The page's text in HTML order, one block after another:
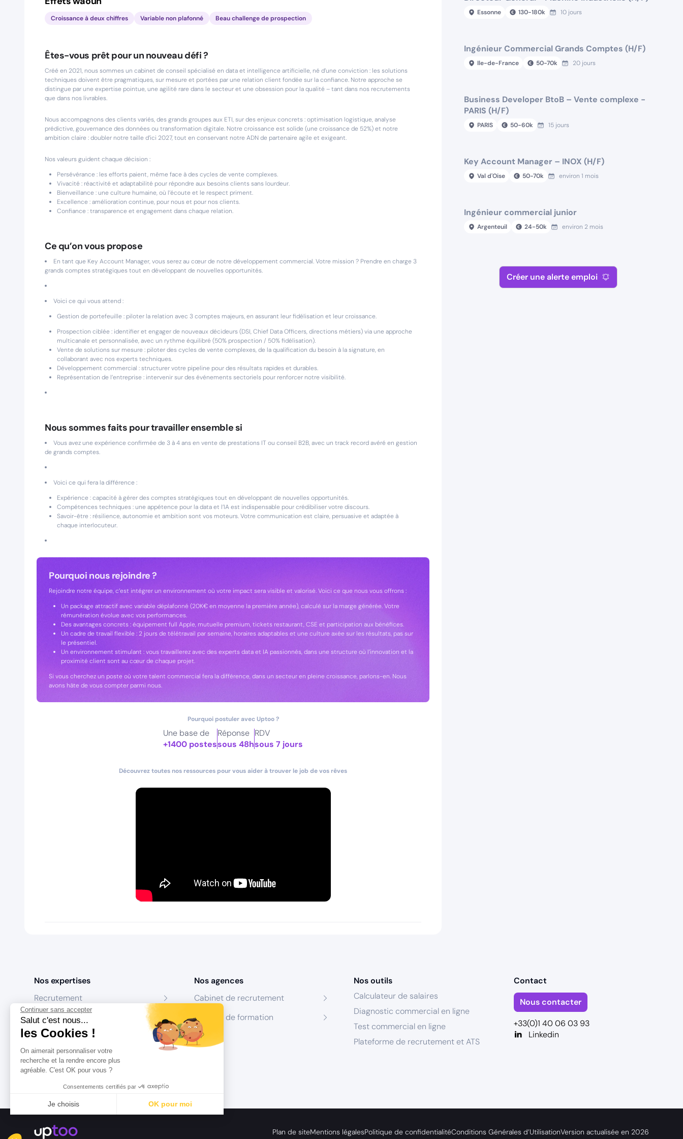
Continuer sans accepter
Salut c'est nous...
les Cookies !
On aimerait personnaliser votre
recherche et la rendre encore plus
agréable. C'est OK pour vous ?
Consentements certifiés par
Je choisis OK pour moi
Notre plateforme vous permet d'adapter et de gérer vos paramètres de confidentialité, en garantissant la conformité avec les réglementations. Personnalisez vos préférences pour
Croissance à deux chiffres Variable non plafonné Beau challenge de prospection
Êtes-vous prêt pour un nouveau défi ?
Créé en 2021, nous sommes un cabinet de conseil spécialisé en data et intelligence artificielle, né d’une conviction : les solutions
techniques doivent être pragmatiques, sur mesure et portées par une relation client fondée sur la confiance. Notre approche se
distingue par une expertise pointue, une agilité rare dans le secteur et une obsession pour la qualité – tant dans nos recrutements
que dans nos livrables.
Nous accompagnons des clients variés, des grands groupes aux ETI, sur des enjeux concrets : optimisation logistique, analyse
prédictive, gouvernance des données ou transformation digitale. Notre croissance est solide (une croissance de 52%) et notre
ambition claire : doubler notre taille d’ici 2027, tout en conservant notre ADN de partenaire agile et exigeant.
Nos valeurs guident chaque décision :
Persévérance : les efforts paient, même face à des cycles de vente complexes.
Vivacité : réactivité et adaptabilité pour répondre aux besoins clients sans lourdeur.
Bienveillance : une culture humaine, où l’écoute et le respect priment.
Excellence : amélioration continue, pour nous et pour nos clients.
Confiance : transparence et engagement dans chaque relation.
Ce qu’on vous propose
En tant que Key Account Manager, vous serez au cœur de notre développement commercial. Votre mission ? Prendre en charge 3
grands comptes stratégiques tout en développant de nouvelles opportunités.
Voici ce qui vous attend :
Gestion de portefeuille : piloter la relation avec 3 comptes majeurs, en assurant leur fidélisation et leur croissance.
Prospection ciblée : identifier et engager de nouveaux décideurs (DSI, Chief Data Officers, directions métiers) via une approche
multicanale et personnalisée, avec un rythme équilibré (50% prospection / 50% fidélisation).
Vente de solutions sur mesure : piloter des cycles de vente complexes, de la qualification du besoin à la signature, en
collaborant avec nos experts techniques.
Développement commercial : structurer votre pipeline pour des résultats rapides et durables.
Représentation de l’entreprise : intervenir sur des événements sectoriels pour renforcer notre visibilité.
Nous sommes faits pour travailler ensemble si
Vous avez une expérience confirmée de 3 à 4 ans en vente de prestations IT ou conseil B2B, avec un track record avéré en gestion
de grands comptes.
Voici ce qui fera la différence :
Expérience : capacité à gérer des comptes stratégiques tout en développant de nouvelles opportunités.
Compétences techniques : une appétence pour la data et l’IA est indispensable pour crédibiliser votre discours.
Savoir-être : résilience, autonomie et ambition sont vos moteurs. Votre communication est claire, persuasive et adaptée à
chaque interlocuteur.
Pourquoi nous rejoindre ?
Rejoindre notre équipe, c’est intégrer un environnement où votre impact sera visible et valorisé. Voici ce que nous vous offrons :
Un package attractif avec variable déplafonné (20K€ en moyenne la première année), calculé sur la marge générée. Votre
rémunération évolue avec vos performances.
Des avantages concrets : équipement full Apple, mutuelle premium, tickets restaurant, CSE et participation aux bénéfices.
Un cadre de travail flexible : 2 jours de télétravail par semaine, horaires adaptables et une culture axée sur les résultats, pas sur
le présentiel.
Un environnement stimulant : vous travaillerez avec des experts data et IA passionnés, dans une structure où l’innovation et la
proximité client sont au cœur de chaque projet.
Si vous cherchez un poste où votre talent commercial fera la différence, dans un secteur en pleine croissance, parlons-en. Nous
avons hâte de vous compter parmi nous.
Pourquoi postuler avec Uptoo ?
Une base de
+1400 postes
Réponse
sous 48h
RDV
sous 7 jours
Découvrez toutes nos ressources pour vous aider à trouver le job de vos rêves
Essonne 130-180k 10 jours
Ingénieur Commercial Grands Comptes (H/F)
Ile-de-France 50-70k 20 jours
Business Developer BtoB – Vente complexe -
PARIS (H/F)
PARIS 50-60k 15 jours
Key Account Manager – INOX (H/F)
Val d'Oise 50-70k environ 1 mois
Ingénieur commercial junior
Argenteuil 24-50k environ 2 mois
Créer une alerte emploi
Nos expertises
Recrutement
Formation
Coaching
Conseil
Nos agences
Cabinet de recrutement
Centres de formation
Nos outils
Calculateur de salaires
Diagnostic commercial en ligne
Test commercial en ligne
Plateforme de recrutement et ATS
Contact
Nous contacter
+33(0)1 40 06 03 93
Linkedin
Plan de siteMentions légalesPolitique de confidentialitéConditions Générales d’UtilisationVersion actualisée en 2026